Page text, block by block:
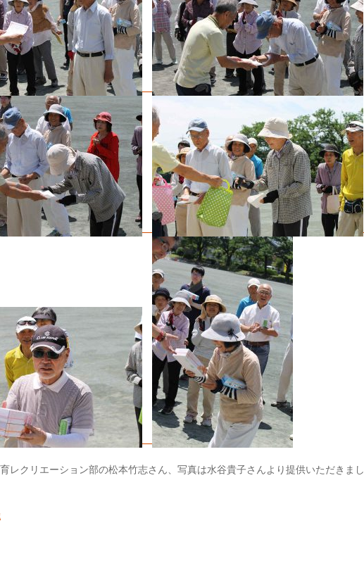
レクリエーション部の松本竹志さん、写真は水谷貴子さんより提供いただきまし